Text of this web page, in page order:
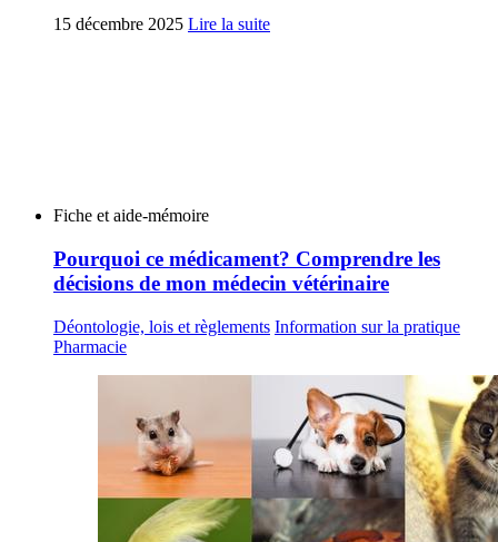
15 décembre 2025 Lire la suite
Fiche et aide-mémoire
Pourquoi ce médicament? Comprendre les
décisions de mon médecin vétérinaire
Déontologie, lois et règlements Information sur la pratique
Pharmacie